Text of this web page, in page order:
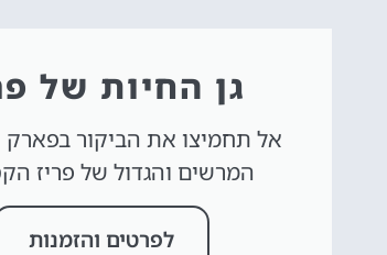
גן החיות של
אל תחמיצו את הביקור בפארק
המרשים והגדול של פריז
לפרטים והזמנות